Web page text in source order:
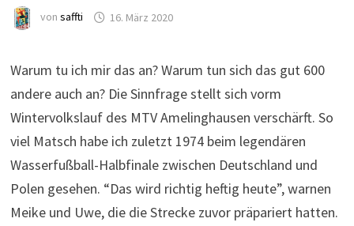
von saffti 16. März 2020
Warum tu ich mir das an? Warum tun sich das gut 600
andere auch an? Die Sinnfrage stellt sich vorm
Wintervolkslauf des MTV Amelinghausen verschärft. So
viel Matsch habe ich zuletzt 1974 beim legendären
Wasserfußball-Halbfinale zwischen Deutschland und
Polen gesehen. “Das wird richtig heftig heute”, warnen
Meike und Uwe, die die Strecke zuvor präpariert hatten.